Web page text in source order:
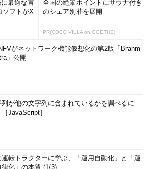
に最適な言
フトがX
全国の絶景ポイントにサウナ付き
のシェア別荘を展開
PR(COCO VILLA on GOETHE)
がネットワーク機能仮想化の第2版「Brahm
」公開
列が他の文字列に含まれているかを調べるに
JavaScript］
運転トラクターに学ぶ、「運用自動化」と「運
律化」の本質 (1/3)